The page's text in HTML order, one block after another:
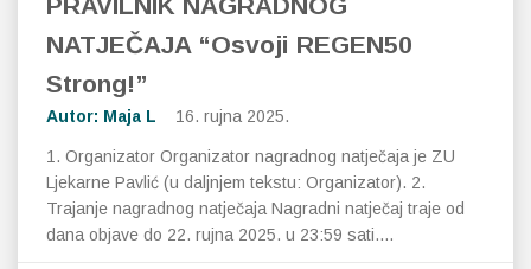
NATJEČAJA “Osvoji REGEN50
Strong!”
Autor: Maja L 16. rujna 2025.
1. Organizator Organizator nagradnog natječaja je ZU
Ljekarne Pavlić (u daljnjem tekstu: Organizator). 2.
Trajanje nagradnog natječaja Nagradni natječaj traje od
dana objave do 22. rujna 2025. u 23:59 sati.…